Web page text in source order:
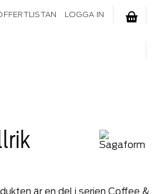
LOGGA IN
är en del i serien Coffee &